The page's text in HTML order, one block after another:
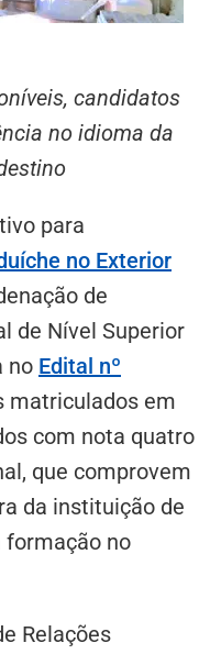
candidatos
no idioma da
para
no Exterior
de
de Nível Superior
no Edital nº
matriculados em
com nota quatro
que comprovem
da instituição de
formação no
Relações